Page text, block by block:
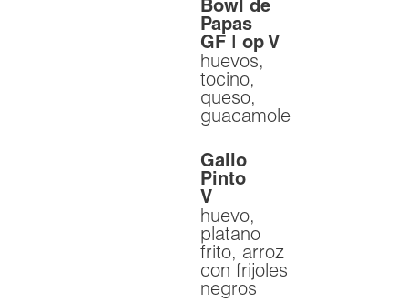
Bowl de
Papas
GF | op V
huevos,
tocino,
queso,
guacamole
Gallo
Pinto
V
huevo,
platano
frito, arroz
con frijoles
negros